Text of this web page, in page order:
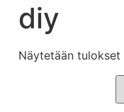
diy
Näytetään tulokset